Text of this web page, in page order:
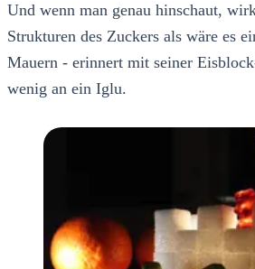
Und wenn man genau hinschaut,
Strukturen des Zuckers als wäre es
Mauern - erinnert mit seiner
wenig an ein Iglu.